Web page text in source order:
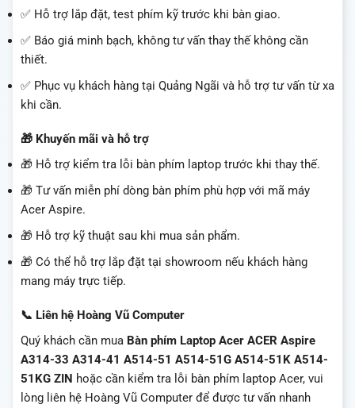
✅ Hỗ trợ lắp đặt, test phím kỹ trước khi bàn giao.
✅ Báo giá minh bạch, không tư vấn thay thế không cần
thiết.
✅ Phục vụ khách hàng tại Quảng Ngãi và hỗ trợ tư vấn từ xa
khi cần.
🎁 Khuyến mãi và hỗ trợ
🎁 Hỗ trợ kiểm tra lỗi bàn phím laptop trước khi thay thế.
🎁 Tư vấn miễn phí dòng bàn phím phù hợp với mã máy
Acer Aspire.
🎁 Hỗ trợ kỹ thuật sau khi mua sản phẩm.
🎁 Có thể hỗ trợ lắp đặt tại showroom nếu khách hàng
mang máy trực tiếp.
📞 Liên hệ Hoàng Vũ Computer
Quý khách cần mua Bàn phím Laptop Acer ACER Aspire
A314-33 A314-41 A514-51 A514-51G A514-51K A514-
51KG ZIN hoặc cần kiểm tra lỗi bàn phím laptop Acer, vui
lòng liên hệ Hoàng Vũ Computer để được tư vấn nhanh